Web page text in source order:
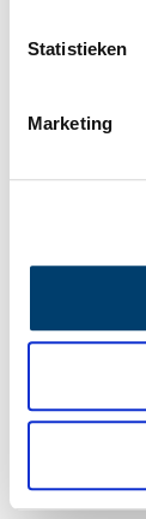
Statistieken
Marketing